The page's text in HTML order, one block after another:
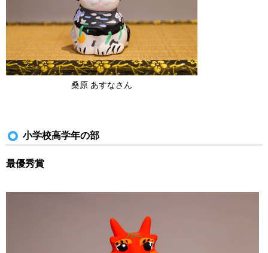
桑原 あすなさん
小学校高学年の部
最優秀賞